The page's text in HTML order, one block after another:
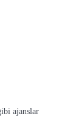
ajanslar